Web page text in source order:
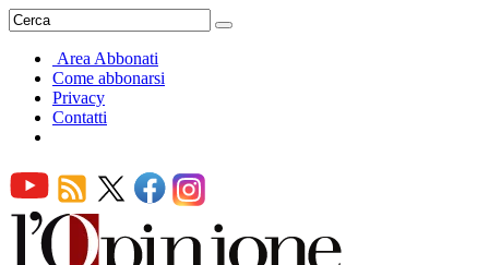
Area Abbonati
Come abbonarsi
Privacy
Contatti